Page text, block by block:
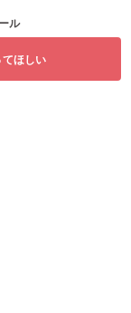
ル
ほしい